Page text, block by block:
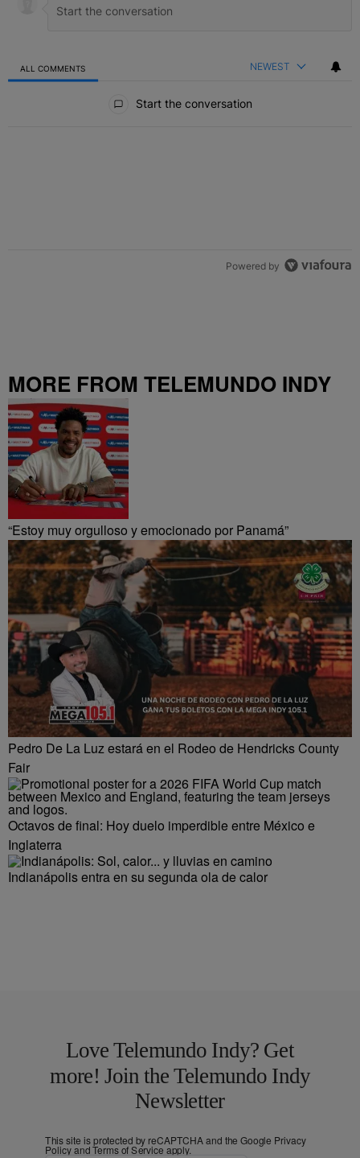
ALL COMMENTS NEWEST
Start the conversation
Powered by
MORE FROM TELEMUNDO INDY
“Estoy muy orgulloso y emocionado por Panamá”
Pedro De La Luz estará en el Rodeo de Hendricks County
Fair
Octavos de final: Hoy duelo imperdible entre México e
Inglaterra
Indianápolis entra en su segunda ola de calor
Love Telemundo Indy? Get
more! Join the Telemundo Indy
Newsletter
This site is protected by reCAPTCHA and the Google Privacy
PolicyandTerms of Service apply.